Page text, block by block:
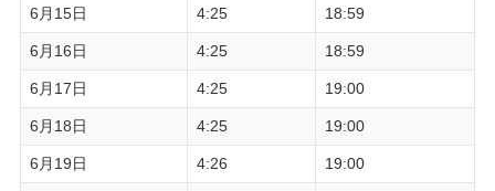
6月15日 4:25 18:59
6月16日 4:25 18:59
6月17日 4:25 19:00
6月18日 4:25 19:00
6月19日 4:26 19:00